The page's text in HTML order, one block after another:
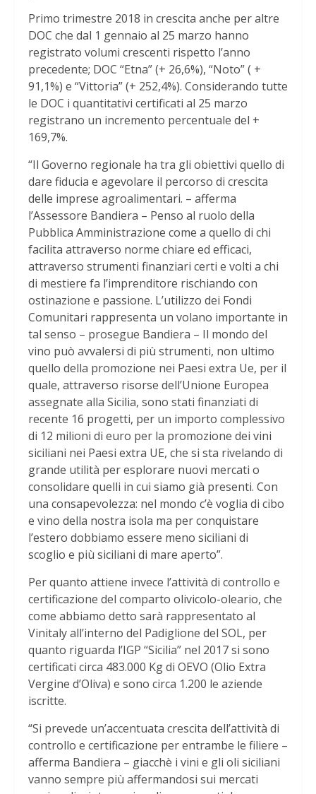
Primo trimestre 2018 in crescita anche per altre
DOC che dal 1 gennaio al 25 marzo hanno
registrato volumi crescenti rispetto l’anno
precedente; DOC “Etna” (+ 26,6%), “Noto” ( +
91,1%) e “Vittoria” (+ 252,4%). Considerando tutte
le DOC i quantitativi certificati al 25 marzo
registrano un incremento percentuale del +
169,7%.
“Il Governo regionale ha tra gli obiettivi quello di
dare fiducia e agevolare il percorso di crescita
delle imprese agroalimentari. – afferma
l’Assessore Bandiera – Penso al ruolo della
Pubblica Amministrazione come a quello di chi
facilita attraverso norme chiare ed efficaci,
attraverso strumenti finanziari certi e volti a chi
di mestiere fa l’imprenditore rischiando con
ostinazione e passione. L’utilizzo dei Fondi
Comunitari rappresenta un volano importante in
tal senso – prosegue Bandiera – Il mondo del
vino può avvalersi di più strumenti, non ultimo
quello della promozione nei Paesi extra Ue, per il
quale, attraverso risorse dell’Unione Europea
assegnate alla Sicilia, sono stati finanziati di
recente 16 progetti, per un importo complessivo
di 12 milioni di euro per la promozione dei vini
siciliani nei Paesi extra UE, che si sta rivelando di
grande utilità per esplorare nuovi mercati o
consolidare quelli in cui siamo già presenti. Con
una consapevolezza: nel mondo c’è voglia di cibo
e vino della nostra isola ma per conquistare
l’estero dobbiamo essere meno siciliani di
scoglio e più siciliani di mare aperto”.
Per quanto attiene invece l’attività di controllo e
certificazione del comparto olivicolo-oleario, che
come abbiamo detto sarà rappresentato al
Vinitaly all’interno del Padiglione del SOL, per
quanto riguarda l’IGP “Sicilia” nel 2017 si sono
certificati circa 483.000 Kg di OEVO (Olio Extra
Vergine d’Oliva) e sono circa 1.200 le aziende
iscritte.
“Si prevede un’accentuata crescita dell’attività di
controllo e certificazione per entrambe le filiere –
afferma Bandiera – giacchè i vini e gli oli siciliani
vanno sempre più affermandosi sui mercati